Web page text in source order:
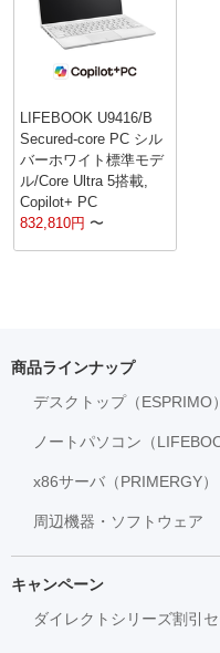
LIFEBOOK U9416/B
Secured-core PC シル
バーホワイト標準モデ
ル/Core Ultra 5搭載,
Copilot+ PC
832,810円 〜
商品ラインナップ
デスクトップ（ESPRIMO）
ノートパソコン（
x86サーバ（PRIMERGY）
周辺機器・ソフトウェア
キャンペーン
ダイレクトシリーズ割引